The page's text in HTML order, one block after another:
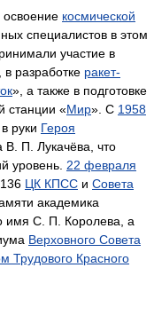
освоение космической
специалистов в этом
участие в
в разработке ракет-
», а также в подготовке
станции «Мир». C 1958
руки Героя
В. П. Лукачёва, что
уровень. 22 февраля
ЦК КПСС и Совета
академика
имя С. П. Королева, а
Верховного Совета
Трудового Красного